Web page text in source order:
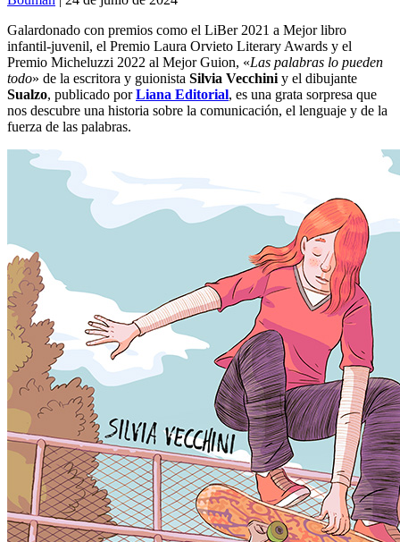
Galardonado con premios como el LiBer 2021 a Mejor libro
infantil-juvenil, el Premio Laura Orvieto Literary Awards y el
Premio Micheluzzi 2022 al Mejor Guion, «Las palabras lo pueden
todo» de la escritora y guionista Silvia Vecchini y el dibujante
Sualzo, publicado porLiana Editorial, es una grata sorpresa que
nos descubre una historia sobre la comunicación, el lenguaje y de la
fuerza de las palabras.